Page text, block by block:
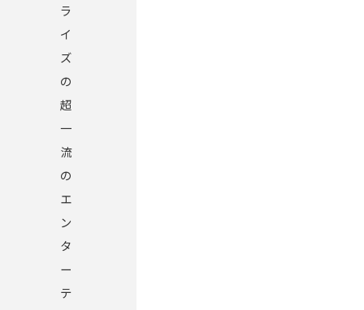
ラ
イ
ズ
の
超
一
流
の
エ
ン
タ
ー
テ